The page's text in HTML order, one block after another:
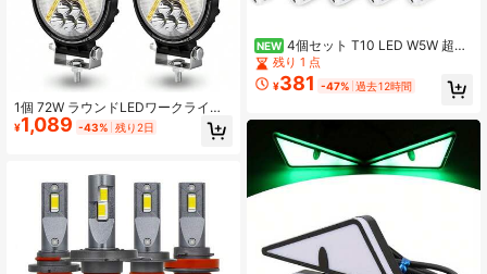
1個 72W ラウンドLEDワークライ
ト、4.5インチアンバーフラッシング
デイタイムランニングライト付きオ
V、オートバイ、SUV、ボート、ト
ラックに適しています
¥1,089 -43% 残り2日
NEW 4個セット T10 LED W5W 超高
輝度 350LM プラスチック保護 SMD
ライト 車内用、読書、ドア、ナンバ
ープレート照明に適し、DC12V ホワ
残り 1 点
¥381 -47% 過去12時間